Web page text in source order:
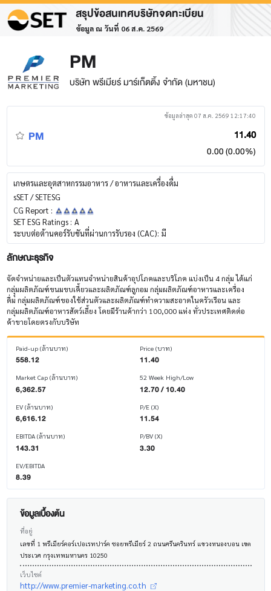
สรุปข้อสนเทศบริษัทจดทะเบียน
ข้อมูล ณ วันที่ 06 ส.ค. 2569
PM
บริษัท พรีเมียร์ มาร์เก็ตติ้ง จำกัด (มหาชน)
ข้อมูลล่าสุด 07 ส.ค. 2569 12:17:40
PM 11.40
0.00 (0.00%)
เกษตรและอุตสาหกรรมอาหาร / อาหารและเครื่องดื่ม
sSET / SETESG
CG Report :
SET ESG Ratings : A
ระบบต่อต้านคอร์รับชันที่ผ่านการรับรอง (CAC): มี
ลักษณะธุรกิจ
จัดจำหน่ายและเป็นตัวแทนจำหน่ายสินค้าอุปโภคและบริโภค แบ่งเป็น 4 กลุ่ม ได้แก่
กลุุ่มผลิตภัณฑ์ขนมขบเคี้ยวและผลิตภัณฑ์ลูกอม กลุ่มผลิตภัณฑ์อาหารและเครื่อง
ดื่ม กลุ่มผลิตภัณฑ์ของใช้ส่วนตัวและผลิตภัณฑ์ทำความสะอาดในครัวเรือน และ
กลุ่มผลิตภัณฑ์อาหารสัตว์เลี้ยง โดยมีร้านค้ากว่า 100,000 แห่ง ทั่วประเทศติดต่อ
ค้าขายโดยตรงกับบริษัท
Paid-up (ล้านบาท)
558.12
Market Cap (ล้านบาท)
6,362.57
EV (ล้านบาท)
6,616.12
EBITDA (ล้านบาท)
143.31
EV/EBITDA
8.39
Price (บาท)
11.40
52 Week High/Low
12.70 / 10.40
P/E (X)
11.54
P/BV (X)
3.30
ข้อมูลเบื้องต้น
ที่อยู่
เลขที่ 1 พรีเมียร์คอร์เปอเรทปาร์ค ซอยพรีเมียร์ 2 ถนนศรีนครินทร์ แขวงหนองบอน เขต
ประเวศ กรุงเทพมหานคร 10250
เว็บไซต์
http://www.premier-marketing.co.th